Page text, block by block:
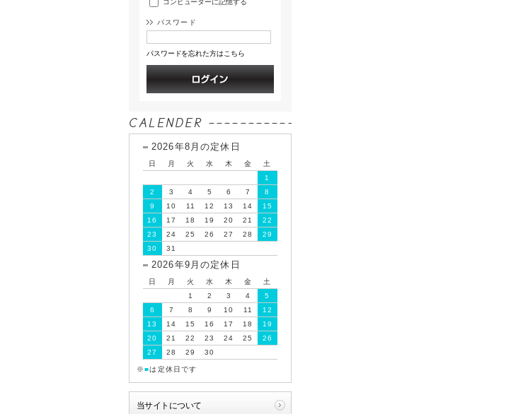
コンピューターに記憶する
パスワード
パスワードを忘れた方はこちら
2026年8月の定休日
日 月 火 水 木 金
土
1
2
3 4 5 6 7
8
9
10 11 12 13 14
15
16
17 18 19 20 21
22
23
24 25 26 27 28
29
30
31
2026年9月の定休日
日 月 火 水 木 金
土
1
2 3 4
5
6
7 8 9 10 11
12
13
14 15 16 17 18
19
20
21 22 23 24 25
26
27
28 29 30
※■は定休日です
当サイトについて